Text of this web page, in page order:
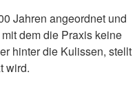
Jahren angeordnet und
dem die Praxis keine
hinter die Kulissen, stellt
wird.